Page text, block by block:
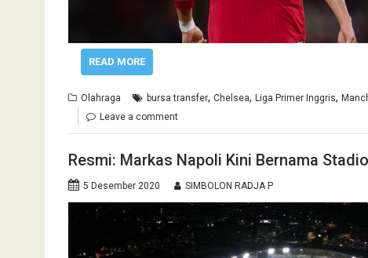
READ MORE
Olahraga bursa transfer, Chelsea, Liga Primer Inggris,
Leave a comment
Resmi: Markas Napoli Kini Bernama
5 Desember 2020 SIMBOLON RADJA P